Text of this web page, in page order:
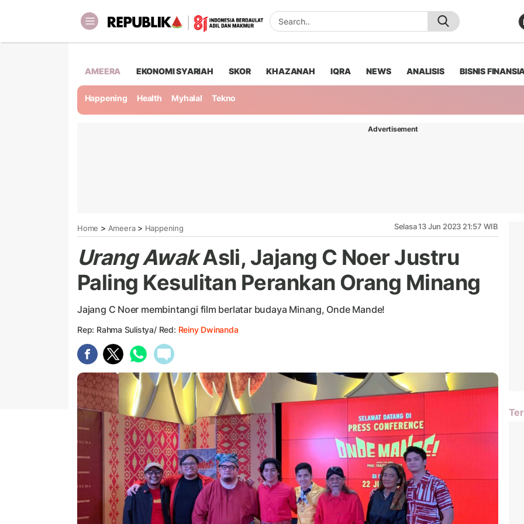
AMEERA EKONOMI SYARIAH SKOR KHAZANAH IQRA NEWS ANALISIS BISNIS
Happening Health Myhalal Tekno
Advertisement
Home > Ameera> Happening Selasa 13 Jun 2023 21:57 WIB
Urang AwakAsli, Jajang C Noer Justru
Paling Kesulitan Perankan Orang Minang
Jajang C Noer membintangi film berlatar budaya Minang, Onde Mande!
Rep: Rahma Sulistya/ Red: Reiny Dwinanda